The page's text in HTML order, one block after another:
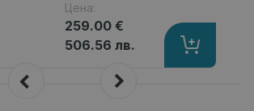
Цена:
259.00 €
506.56 лв.